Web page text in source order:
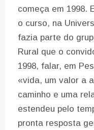
começa em 1998.
o curso, na
fazia parte do
Rural que o
1998, falar, em
«vida, um valor a
caminho e uma
estendeu pelo
pronta resposta